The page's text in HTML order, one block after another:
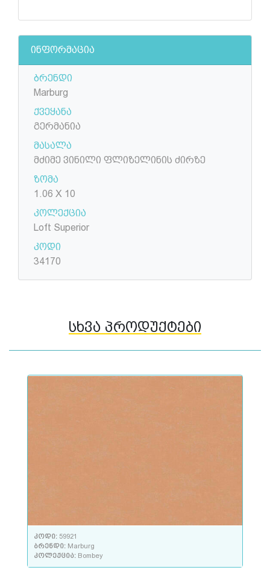
ინფორმაცია
ბრენდი
Marburg
ქვეყანა
გერმანია
მასალა
მძიმე ვინილი ფლიზელინის ძირზე
ზომა
1.06 X 10
კოლექცია
Loft Superior
კოდი
34170
სხვა პროდუქტები
კოდი: 59921
ბრენდი: Marburg
კოლექცია: Bombey